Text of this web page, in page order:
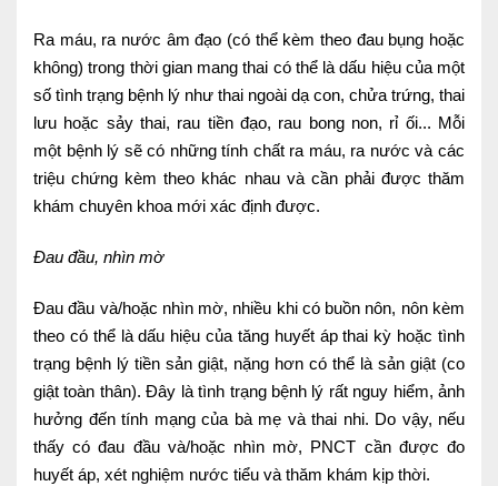
Ra máu, ra nước âm đạo (có thể kèm theo đau bụng hoặc
không) trong thời gian mang thai có thể là dấu hiệu của một
số tình trạng bệnh lý như thai ngoài dạ con, chửa trứng, thai
lưu hoặc sảy thai, rau tiền đạo, rau bong non, rỉ ối... Mỗi
một bệnh lý sẽ có những tính chất ra máu, ra nước và các
triệu chứng kèm theo khác nhau và cần phải được thăm
khám chuyên khoa mới xác định được.
Đau đầu, nhìn mờ
Đau đầu và/hoặc nhìn mờ, nhiều khi có buồn nôn, nôn kèm
theo có thể là dấu hiệu của tăng huyết áp thai kỳ hoặc tình
trạng bệnh lý tiền sản giật, nặng hơn có thể là sản giật (co
giật toàn thân). Đây là tình trạng bệnh lý rất nguy hiểm, ảnh
hưởng đến tính mạng của bà mẹ và thai nhi. Do vậy, nếu
thấy có đau đầu và/hoặc nhìn mờ, PNCT cần được đo
huyết áp, xét nghiệm nước tiểu và thăm khám kịp thời.